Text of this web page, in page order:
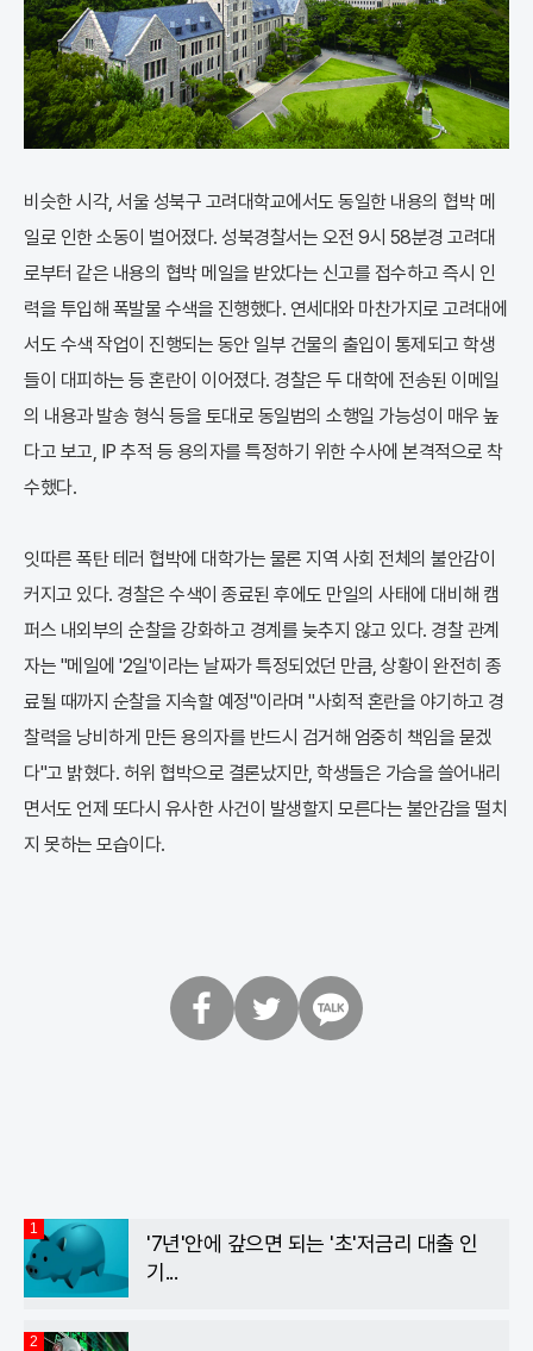
비슷한 시각, 서울 성북구 고려대학교에서도 동일한 내용의 협박 메
일로 인한 소동이 벌어졌다. 성북경찰서는 오전 9시 58분경 고려대
로부터 같은 내용의 협박 메일을 받았다는 신고를 접수하고 즉시 인
력을 투입해 폭발물 수색을 진행했다. 연세대와 마찬가지로 고려대에
서도 수색 작업이 진행되는 동안 일부 건물의 출입이 통제되고 학생
들이 대피하는 등 혼란이 이어졌다. 경찰은 두 대학에 전송된 이메일
의 내용과 발송 형식 등을 토대로 동일범의 소행일 가능성이 매우 높
다고 보고, IP 추적 등 용의자를 특정하기 위한 수사에 본격적으로 착
수했다.
잇따른 폭탄 테러 협박에 대학가는 물론 지역 사회 전체의 불안감이
커지고 있다. 경찰은 수색이 종료된 후에도 만일의 사태에 대비해 캠
퍼스 내외부의 순찰을 강화하고 경계를 늦추지 않고 있다. 경찰 관계
자는 "메일에 '2일'이라는 날짜가 특정되었던 만큼, 상황이 완전히 종
료될 때까지 순찰을 지속할 예정"이라며 "사회적 혼란을 야기하고 경
찰력을 낭비하게 만든 용의자를 반드시 검거해 엄중히 책임을 묻겠
다"고 밝혔다. 허위 협박으로 결론났지만, 학생들은 가슴을 쓸어내리
면서도 언제 또다시 유사한 사건이 발생할지 모른다는 불안감을 떨치
지 못하는 모습이다.
1
'7년'안에 갚으면 되는 '초'저금리 대출 인
기...
2